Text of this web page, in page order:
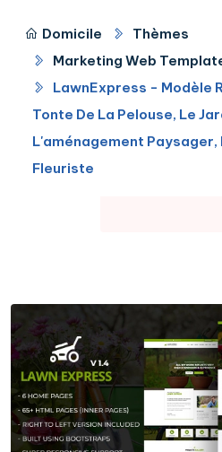
Domicile
Thèmes
Marketing Web
LawnExpress - Modèle
Tonte De La Pelouse, Le
L'aménagement
Fleuriste